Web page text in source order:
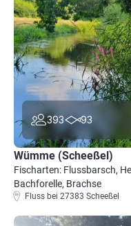
393 93
Wümme (Scheeßel)
Fischarten: Flussbarsch,
Bachforelle, Brachse
Fluss bei 27383 Scheeßel